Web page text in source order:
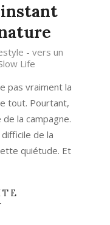
- vers un
Life
pas vraiment la
tout. Pourtant,
la campagne.
de la
quiétude. Et